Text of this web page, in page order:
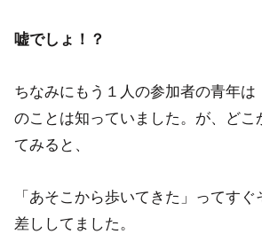
嘘でしょ！？
ちなみにもう１人の参加者の青年は
のことは知っていました。が、どこ
てみると、
「あそこから歩いてきた」ってす
差ししてました。